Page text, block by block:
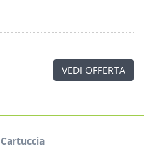
VEDI OFFERTA
Cartuccia